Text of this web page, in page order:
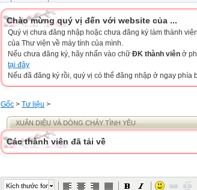
Chào mừng quý vị đến với website của ...
Quý vị chưa đăng nhập hoặc chưa đăng ký làm thành
của Thư viện về máy tính của mình.
Nếu chưa đăng ký, hãy nhấn vào chữ ĐK thành viên ở
tại đây
Nếu đã đăng ký rồi, quý vị có thể đăng nhập ở ngay phía
Gốc > Tư liệu >
XUÂN DIỆU VÀ DÒNG CHẢY TÌNH YÊU
Các thành viên đã tải về
Kích thước font